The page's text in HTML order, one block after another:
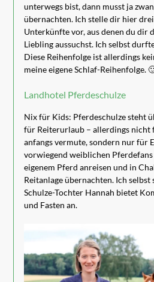
unterwegs bist, dann musst ja
übernachten. Ich stelle dir hier
Unterkünfte vor, aus denen du dir
Liebling aussuchst. Ich selbst
Diese Reihenfolge ist allerdings
meine eigene Schlaf-Reihenfolge.
Landhotel Pferdeschulze
Nix für Kids: Pferdeschulze steht
für Reiterurlaub – allerdings nicht
anfangs vermute, sondern nur für
vorwiegend weiblichen
eigenem Pferd anreisen und in
Reitanlage übernachten. Ich
Schulze-Tochter Hannah bietet
und Fasten an.